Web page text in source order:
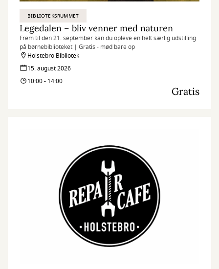
BIBLIOTEKSRUMMET
Legedalen – bliv venner med naturen
Frem til den 21. september kan du opleve en helt særlig udstilling
på børnebiblioteket | Gratis - mød bare op
Holstebro Bibliotek
15. august 2026
10:00 - 14:00
Gratis